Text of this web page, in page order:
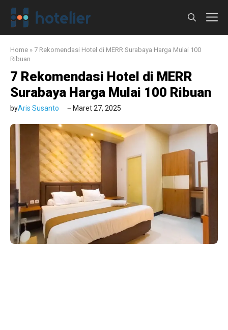
Langsung
Home » 7 Rekomendasi Hotel di MERR Surabaya Harga Mulai 100
Ribuan
7 Rekomendasi Hotel di MERR
Surabaya Harga Mulai 100 Ribuan
byAris Susanto Maret 27, 2025